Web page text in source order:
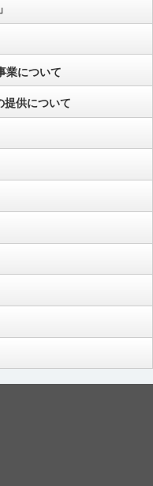
業について
提供について